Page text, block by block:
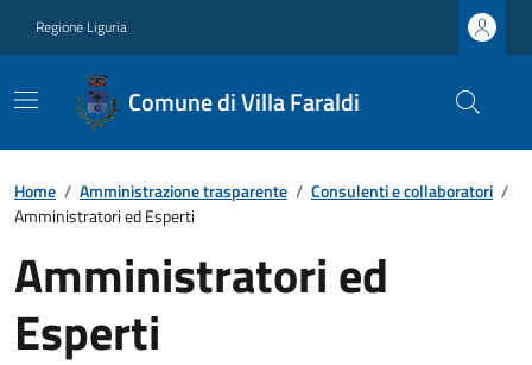
Regione Liguria
Comune di Villa Faraldi
Home / Amministrazione trasparente / Consulenti e collaboratori /
Amministratori ed Esperti
Amministratori ed
Esperti